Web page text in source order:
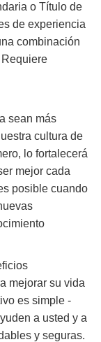
o Título de
de experiencia
combinación
sean más
cultura de
lo fortalecerá
mejor cada
posible cuando
mejorar su vida
es simple -
a usted y a
y seguras.